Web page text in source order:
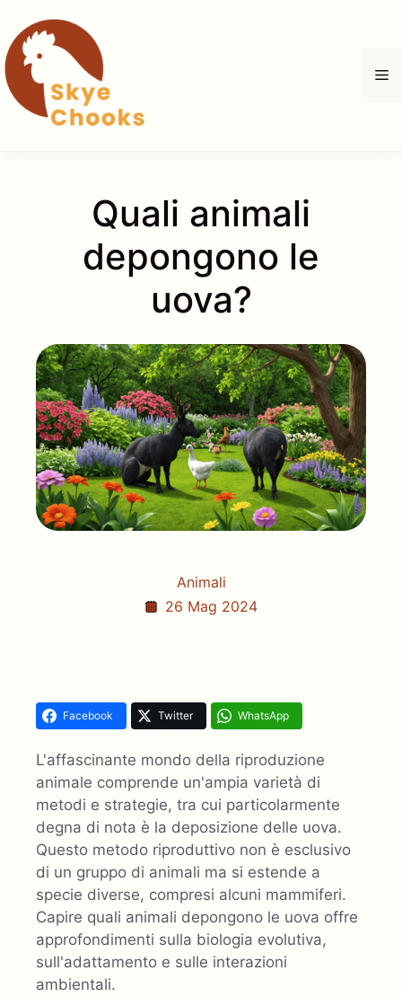
contenuto
Quali animali
depongono le
uova?
Animali
26 Mag 2024
Facebook Twitter WhatsApp
L'affascinante mondo della riproduzione
animale comprende un'ampia varietà di
metodi e strategie, tra cui particolarmente
degna di nota è la deposizione delle uova.
Questo metodo riproduttivo non è esclusivo
di un gruppo di animali ma si estende a
specie diverse, compresi alcuni mammiferi.
Capire quali animali depongono le uova offre
approfondimenti sulla biologia evolutiva,
sull'adattamento e sulle interazioni
ambientali.